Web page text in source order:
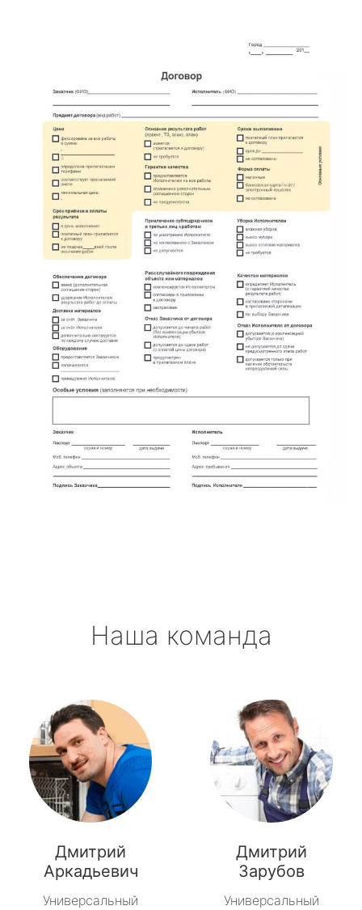
Наша команда
Дмитрий
Аркадьевич
Универсальный
Дмитрий
Зарубов
Универсальный